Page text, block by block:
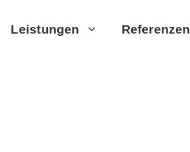
Leistungen Referenzen